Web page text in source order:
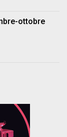
ottobre